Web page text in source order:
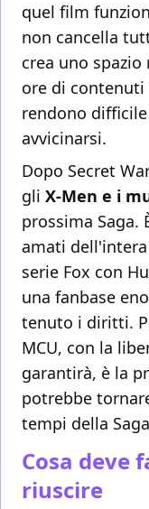
quel film
non cancella
crea uno
ore di contenuti
rendono
avvicinarsi.
Dopo Secret
gli X-Men e i
prossima Saga.
amati
serie Fox con
una fanbase
tenuto i diritti.
MCU, con la
garantirà, è la
potrebbe
tempi della
Cosa deve
riuscire